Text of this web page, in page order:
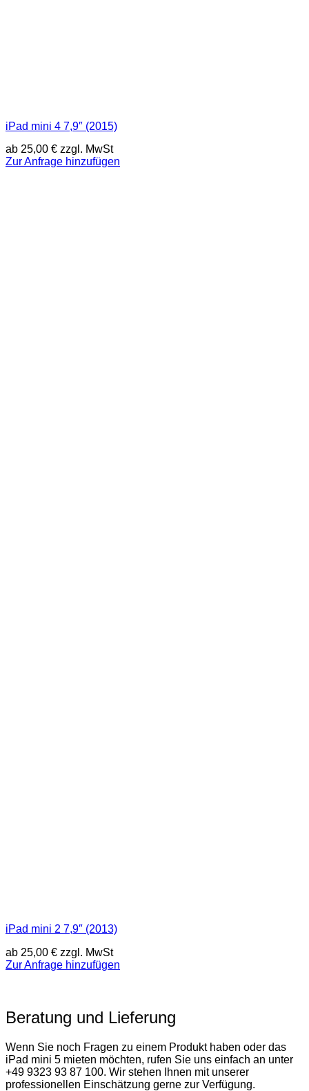
iPad mini 4 7,9″ (2015)
ab 25,00 € zzgl. MwSt
Zur Anfrage hinzufügen
iPad mini 2 7,9″ (2013)
ab 25,00 € zzgl. MwSt
Zur Anfrage hinzufügen
Beratung und Lieferung
Wenn Sie noch Fragen zu einem Produkt haben oder das
iPad mini 5 mieten möchten, rufen Sie uns einfach an unter
+49 9323 93 87 100. Wir stehen Ihnen mit unserer
professionellen Einschätzung gerne zur Verfügung.